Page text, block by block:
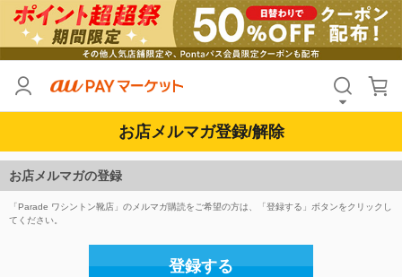
お店メルマガ登録/解除
お店メルマガの登録
「Parade ワシントン靴店」のメルマガ購読をご希望の方は、「登録する」ボタンをクリックし
てください。
登録する